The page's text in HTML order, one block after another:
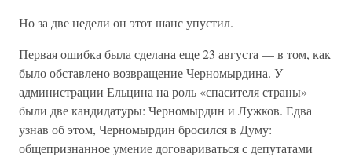
Но за две недели он этот шанс упустил.
Первая ошибка была сделана еще 23 августа — в том, как
было обставлено возвращение Черномырдина. У
администрации Ельцина на роль «спасителя страны»
были две кандидатуры: Черномырдин и Лужков. Едва
узнав об этом, Черномырдин бросился в Думу:
общепризнанное умение договариваться с депутатами